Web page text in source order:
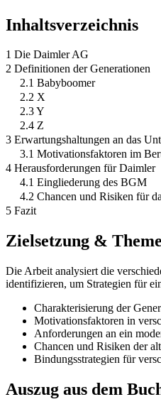
Inhaltsverzeichnis
1 Die Daimler AG
2 Definitionen der Generationen
2.1 Babyboomer
2.2 X
2.3 Y
2.4 Z
3 Erwartungshaltungen an das
3.1 Motivationsfaktoren im
4 Herausforderungen für Daimler
4.1 Eingliederung des BGM
4.2 Chancen und Risiken für
5 Fazit
Zielsetzung &
Die Arbeit analysiert die
identifizieren, um Strategien für
Charakterisierung der
Motivationsfaktoren in
Anforderungen an ein
Chancen und Risiken der
Bindungsstrategien für
Auszug aus dem